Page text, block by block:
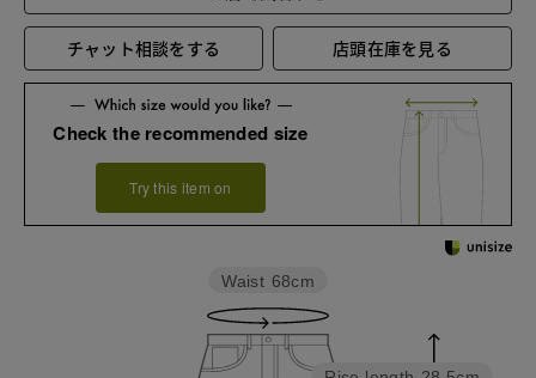
チャット相談をする 店頭在庫を見る
Check the recommended size
Try this item on
Waist 68cm